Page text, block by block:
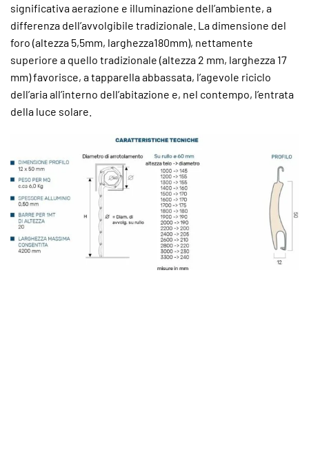
significativa aerazione e illuminazione dell’ambiente, a
differenza dell’avvolgibile tradizionale. La dimensione del
foro (altezza 5,5mm, larghezza180mm), nettamente
superiore a quello tradizionale (altezza 2 mm, larghezza 17
mm) favorisce, a tapparella abbassata, l’agevole riciclo
dell’aria all’interno dell’abitazione e, nel contempo, l’entrata
della luce solare.